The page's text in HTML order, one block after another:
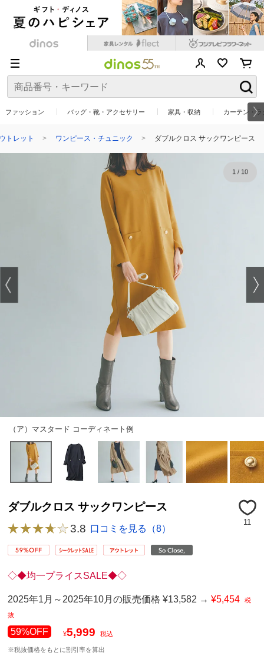
ファッション バッグ・靴・アクセサリー 家具・収納 カーテン・
トレット ワンピース・チュニック ダブルクロス サックワンピース
（ア）マスタード コーディネート例
1/ 10
ダブルクロス サックワンピース
11
3.8 口コミを見る（8）
◇◆均一プライスSALE◆◇
2025年1月～2025年10月の販売価格 ¥13,582 →¥5,454 税
抜
59%OFF ¥5,999 税込
※税抜価格をもとに割引率を算出